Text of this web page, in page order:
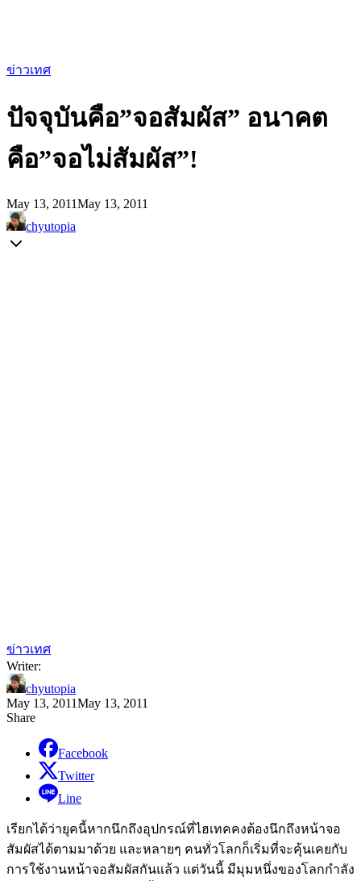
ข่าวเทศ
ปัจจุบันคือ”จอสัมผัส” อนาคต
คือ”จอไม่สัมผัส”!
May 13, 2011May 13, 2011
chyutopia
ข่าวเทศ
Writer:
chyutopia
May 13, 2011May 13, 2011
Share
Facebook
Twitter
Line
เรียกได้ว่ายุคนี้หากนึกถึงอุปกรณ์ที่ไฮเทคคงต้องนึกถึงหน้าจอ
สัมผัสได้ตามมาด้วย และหลายๆ คนทั่วโลกก็เริ่มที่จะคุ้นเคยกับ
การใช้งานหน้าจอสัมผัสกันแล้ว แต่วันนี้ มีมุมหนึ่งของโลกกำลัง